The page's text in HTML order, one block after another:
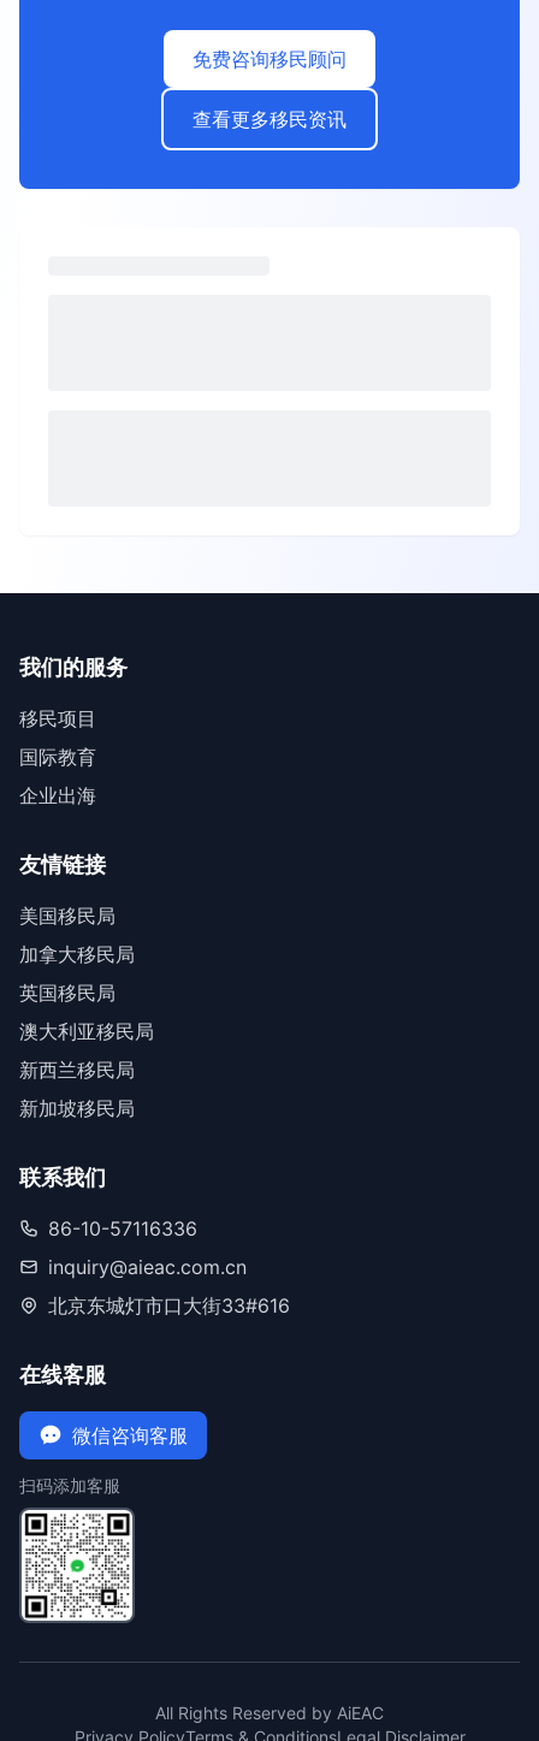
免费咨询移民顾问
查看更多移民资讯
我们的服务
移民项目
国际教育
企业出海
友情链接
美国移民局
加拿大移民局
英国移民局
澳大利亚移民局
新西兰移民局
新加坡移民局
联系我们
86-10-57116336
inquiry@aieac.com.cn
北京东城灯市口大街33#616
在线客服
微信咨询客服
扫码添加客服
All Rights Reserved by AiEAC
Privacy PolicyTerms & ConditionsLegal Disclaimer